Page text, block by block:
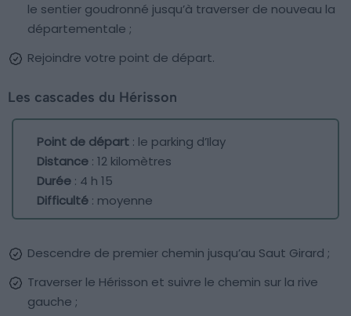
le sentier goudronné jusqu’à traverser de nouveau la
départementale ;
Rejoindre votre point de départ.
Les cascades du Hérisson
Point de départ : le parking d’Ilay
Distance : 12 kilomètres
Durée : 4 h 15
Difficulté : moyenne
Descendre de premier chemin jusqu’au Saut Girard ;
Traverser le Hérisson et suivre le chemin sur la rive
gauche ;